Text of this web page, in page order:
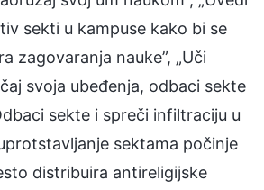
sekti u kampuse kako bi se
zagovaranja nauke”, „Uči
svoja ubeđenja, odbaci sekte
sekte i spreči infiltraciju u
sektama počinje
distribuira antireligijske